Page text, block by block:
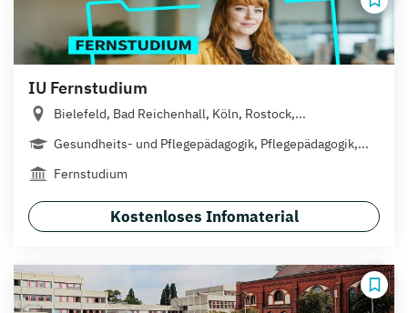
IU Fernstudium
Bielefeld, Bad Reichenhall, Köln, Rostock,...
Gesundheits- und Pflegepädagogik, Pflegepädagogik,...
Fernstudium
Kostenloses Infomaterial